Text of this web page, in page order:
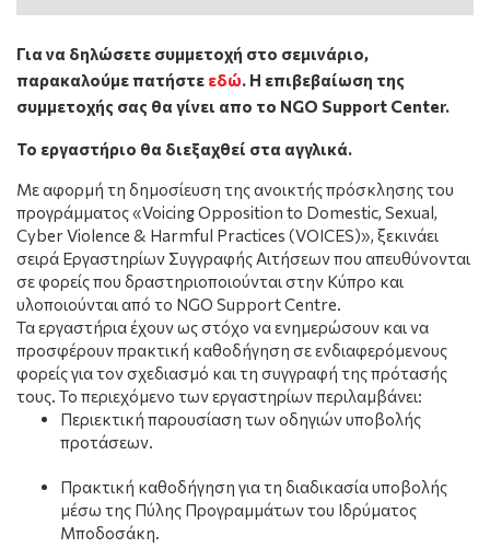
Για να δηλώσετε συμμετοχή στο σεμινάριο,
παρακαλούμε πατήστε εδώ. Η επιβεβαίωση της
συμμετοχής σας θα γίνει απο το NGO Support Center.
Το εργαστήριο θα διεξαχθεί στα αγγλικά.
Με αφορμή τη δημοσίευση της ανοικτής πρόσκλησης του
προγράμματος «Voicing Opposition to Domestic, Sexual,
Cyber Violence & Harmful Practices (VOICES)», ξεκινάει
σειρά Εργαστηρίων Συγγραφής Αιτήσεων που απευθύνονται
σε φορείς που δραστηριοποιούνται στην Κύπρο και
υλοποιούνται από το NGO Support Centre.
Τα εργαστήρια έχουν ως στόχο να ενημερώσουν και να
προσφέρουν πρακτική καθοδήγηση σε ενδιαφερόμενους
φορείς για τον σχεδιασμό και τη συγγραφή της πρότασής
τους. Το περιεχόμενο των εργαστηρίων περιλαμβάνει:
Περιεκτική παρουσίαση των οδηγιών υποβολής
προτάσεων.
Πρακτική καθοδήγηση για τη διαδικασία υποβολής
μέσω της Πύλης Προγραμμάτων του Ιδρύματος
Μποδοσάκη.